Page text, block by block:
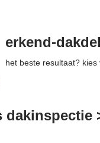
erkend-
het beste resultaat?
dakinspectie